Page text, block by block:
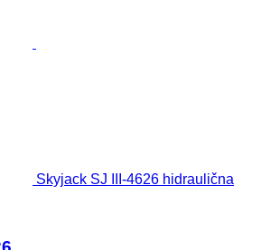
Skyjack SJ III-4626 hidraulična